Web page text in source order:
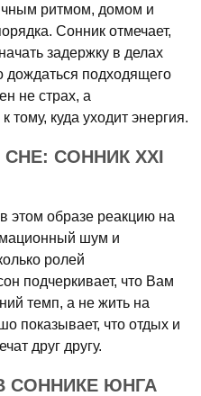
ритмом, домом и
Сонник отмечает,
задержку в делах
дождаться подходящего
не страх, а
тому, куда уходит энергия.
СОННИК XXI
этом образе реакцию на
шум и
ролей
подчеркивает, что Вам
темп, а не жить на
показывает, что отдых и
друг другу.
СОННИКЕ ЮНГА